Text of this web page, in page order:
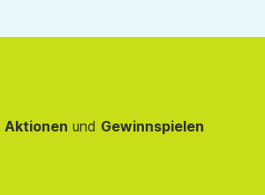
Aktionen und Gewinnspielen